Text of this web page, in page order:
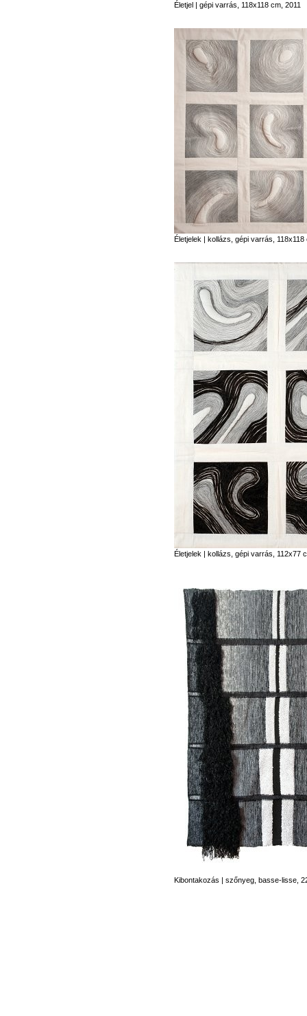
Életjel | gépi varrás, 118x118 cm, 2011
Életjelek | kollázs, gépi varrás, 118x118
Életjelek | kollázs, gépi varrás, 112x77
Kibontakozás | szőnyeg, basse-lisse,